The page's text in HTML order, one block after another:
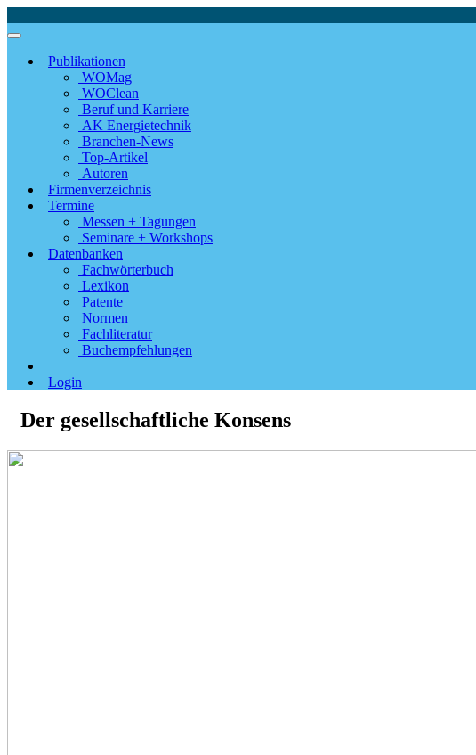
Publikationen
WOMag
WOClean
Beruf und Karriere
AK Energietechnik
Branchen-News
Top-Artikel
Autoren
Firmenverzeichnis
Termine
Messen + Tagungen
Seminare + Workshops
Datenbanken
Fachwörterbuch
Lexikon
Patente
Normen
Fachliteratur
Buchempfehlungen
Login
Der gesellschaftliche Konsens